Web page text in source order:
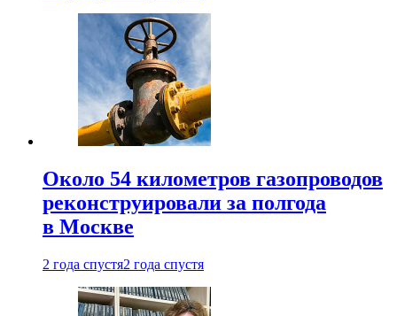
Около 54 километров газопроводов
реконструировали за полгода
в Москве
2 года спустя2 года спустя